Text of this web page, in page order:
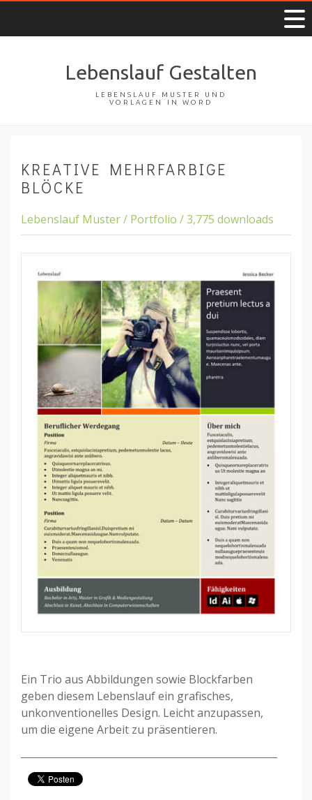
Lebenslauf Gestalten
LEBENSLAUF MUSTER UND
VORLAGEN IN WORD
KREATIVE MEHRFARBIGE
BLÖCKE
Lebenslauf Muster / Portfolio / 3,775 downloads
Ein Trio aus Abbildungen sowie Blockfarben
geben diesem Lebenslauf ein grafisches,
unkonventionelles Design. Leicht anzupassen,
um die eigene Arbeit zu präsentieren.